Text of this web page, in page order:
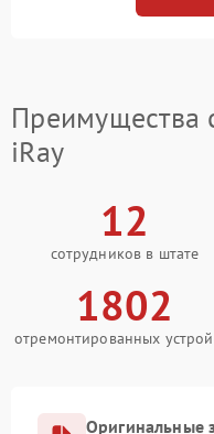
Преимущества
iRay
12
сотрудников в штате
1802
отремонтированных
Оригинальные